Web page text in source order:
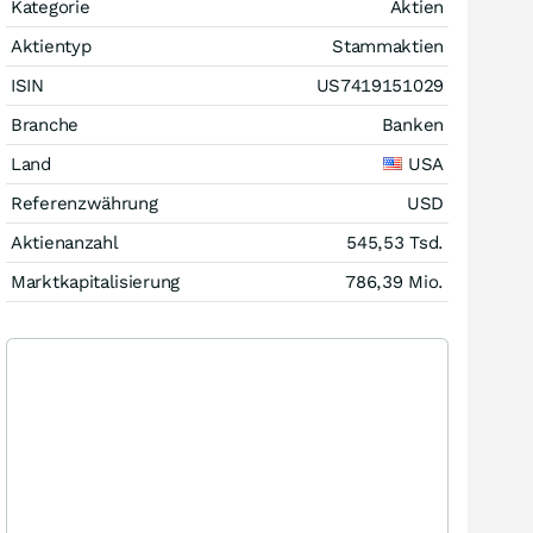
Kategorie
Aktien
Aktientyp
Stammaktien
ISIN
US7419151029
Branche
Banken
Land
USA
Referenzwährung
USD
Aktienanzahl
545,53 Tsd.
Marktkapitalisierung
786,39 Mio.